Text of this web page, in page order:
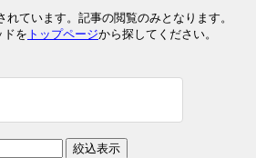
れています。記事の閲覧のみとなります。
ドを トップページから探してください。
絞込表示